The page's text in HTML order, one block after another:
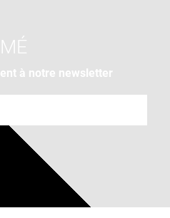
à notre newsletter